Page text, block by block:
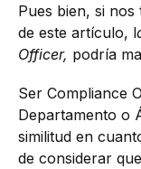
Pues bien, si
de este artículo, l
Officer, podría
Ser Compliance
Departamento o
similitud en
de considerar